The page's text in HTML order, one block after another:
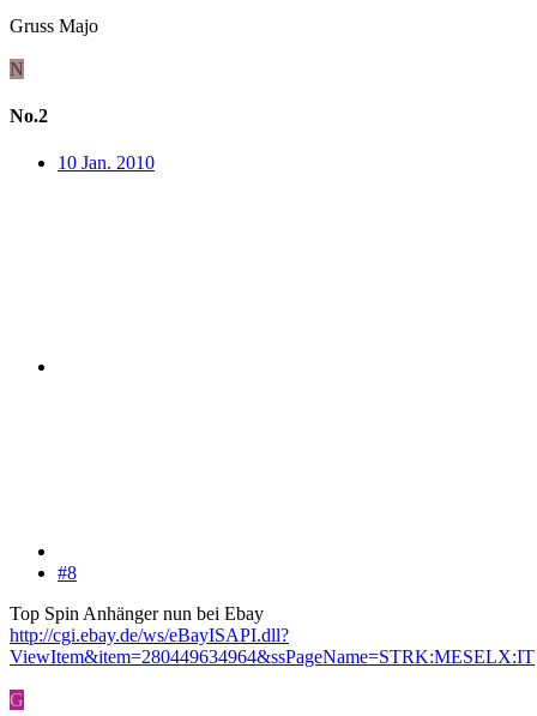
Gruss Majo
N
No.2
10 Jan. 2010
#8
Top Spin Anhänger nun bei Ebay
http://cgi.ebay.de/ws/eBayISAPI.dll?
ViewItem&item=280449634964&ssPageName=STRK:MESELX:IT
G